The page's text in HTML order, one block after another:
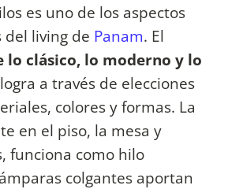
es uno de los aspectos
del living de Panam. El
clásico, lo moderno y lo
a través de elecciones
colores y formas. La
en el piso, la mesa y
funciona como hilo
colgantes aportan